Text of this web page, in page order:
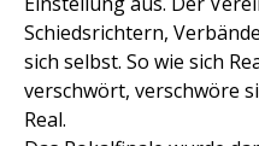
Schiedsrichtern,
sich selbst. So wie sich
verschwört, verschwöre
Real.